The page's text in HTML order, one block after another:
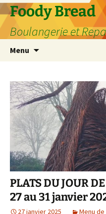
Aller
au
contenu
Foody Bread
Boulangerie et
Menu
PLATS DU JOUR
27 au 31 janvier
27 janvier 2025 Menu de